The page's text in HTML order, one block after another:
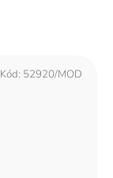
Kód: 52920/MOD